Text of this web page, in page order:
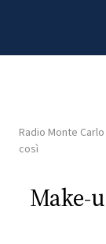
HOME
RADIO
Radio Monte Carlo
così
Make-